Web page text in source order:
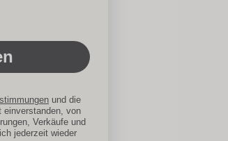
und die
einverstanden, von
Verkäufe und
jederzeit wieder